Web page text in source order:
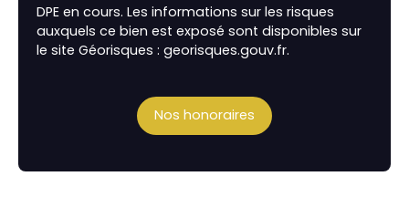
DPE en cours. Les informations sur les risques
auxquels ce bien est exposé sont disponibles sur
le site Géorisques : georisques.gouv.fr.
Nos honoraires